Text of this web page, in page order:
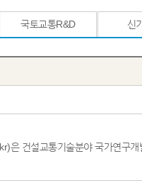
국토교통R&D 신
은 건설교통기술분야 국가연구